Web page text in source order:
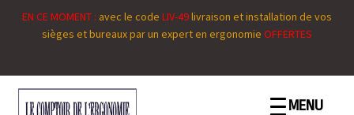
EN CE MOMENT : avec le code LIV-49livraison et installation de vos
sièges et bureaux par un expert en ergonomie OFFERTES
MENU